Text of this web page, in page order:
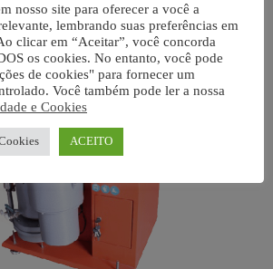
nosso site para oferecer a você a
lembrando suas preferências em
clicar em “Aceitar”, você concorda
os cookies. No entanto, você pode
de cookies" para fornecer um
Você também pode ler a nossa
e Cookies
ACEITO